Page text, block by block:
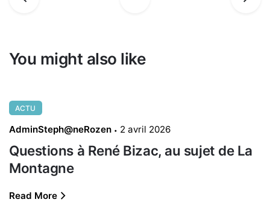
You might also like
ACTU
AdminSteph@neRozen 2 avril 2026
Questions à René Bizac, au sujet de La
Montagne
Read More